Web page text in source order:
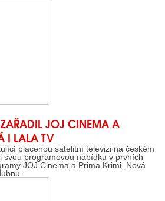
ZAŘADIL JOJ CINEMA A
I LALA TV
placenou satelitní televizi na českém
svou programovou nabídku v prvních
JOJ Cinema a Prima Krimi. Nová